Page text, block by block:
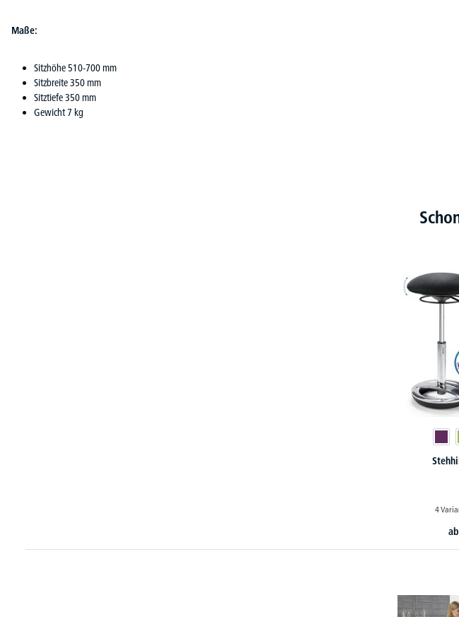
Maße:
Sitzhöhe 510-700 mm
Sitzbreite 350 mm
Sitztiefe 350 mm
Gewicht 7 kg
4
ab